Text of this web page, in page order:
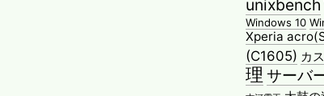
unixbench
Windows 10
Xperia
(C1605) カ
理 サーバ